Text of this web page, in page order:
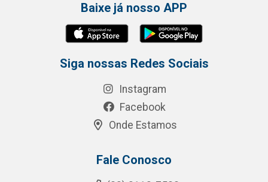
Baixe já nosso APP
Siga nossas Redes Sociais
Instagram
Facebook
Onde Estamos
Fale Conosco